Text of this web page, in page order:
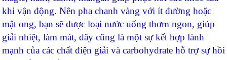
khi vận động. Nên pha chanh vàng với ít đường hoặc
mật ong, bạn sẽ được loại nước uống thơm ngon, giúp
giải nhiệt, làm mát, đây cũng là một sự kết hợp lành
mạnh của các chất điện giải và carbohydrate hỗ trợ sự hồi